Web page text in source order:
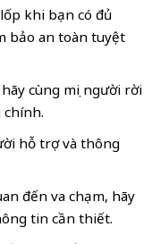
khi bạn có đủ
bảo an toàn tuyệt
cùng mọi người rời
chính.
hỗ trợ và thông
đến va chạm, hãy
tin cần thiết.